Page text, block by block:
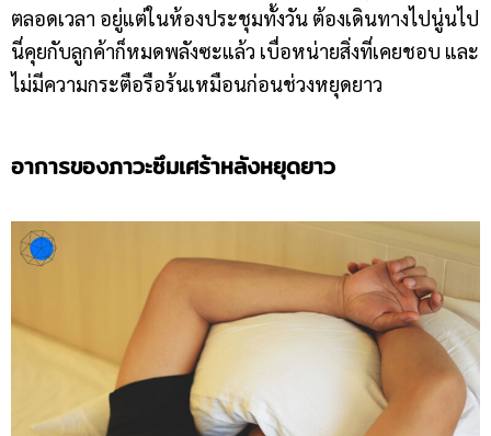
ตลอดเวลา อยู่แต่ในห้องประชุมทั้งวัน ต้องเดินทางไปนู่นไป
นี่คุยกับลูกค้าก็หมดพลังซะแล้ว เบื่อหน่ายสิ่งที่เคยชอบ และ
ไม่มีความกระตือรือร้นเหมือนก่อนช่วงหยุดยาว
อาการของภาวะซึมเศร้าหลังหยุดยาว